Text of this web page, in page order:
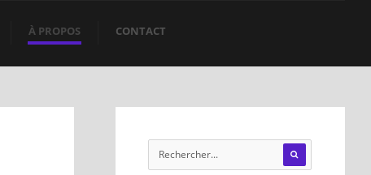
À PROPOS CONTACT